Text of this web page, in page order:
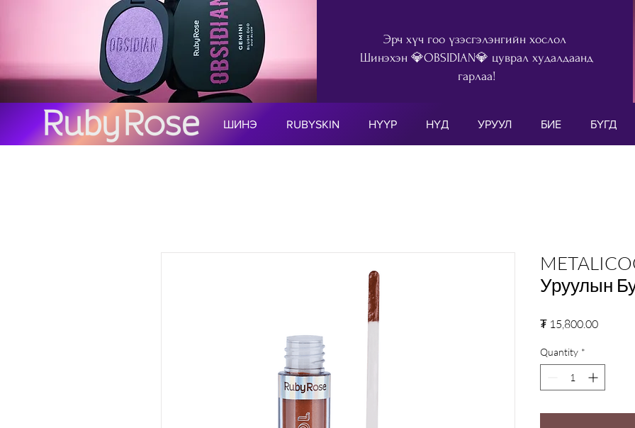
Эрч хүч гоо үзэсгэлэнгийн хослол
Шинэхэн 💎OBSIDIAN💎 цуврал худалдаанд
гарлаа!
ШИНЭ RUBYSKIN НҮҮР НҮД УРУУЛ БИЕ БҮГД
Уруулын
₮ 15,800.00Price
Quantity *